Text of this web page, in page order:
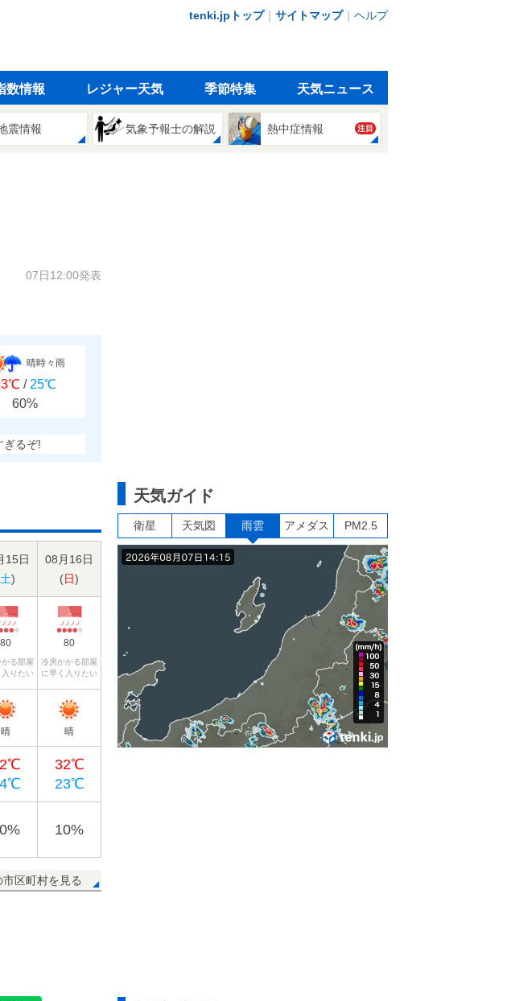
tenki.jpトップ｜ サイトマップ｜ ヘルプ
数情報 レジャー天気 季節特集 天気ニュース
震情報 気象予報士の解説 熱中症情報 注目
07日12:00発表
晴時々雨
/ 25℃
60%
ぎるぞ!
15日
土)
08月16日
(日)
80
る部屋
入りたい
80
冷房かかる部屋
に早く入りたい
晴 晴
32℃
23℃
10%
市区町村を見る
天気ガイド
衛星 天気図 雨雲 アメダス PM2.5